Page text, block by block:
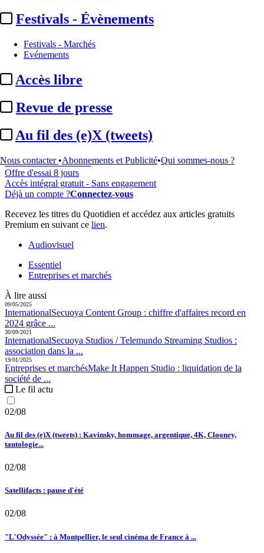
Festivals - Évènements
Festivals - Marchés
Evénements
Accès libre
Revue de presse
Au fil des (e)X (tweets)
Nous contacter •Abonnements et Publicité•Qui sommes-nous ?
Cet article est réservé à nos abonnés
98% reste à lire
Pour accéder à cet article, à l'ensemble du site, découvrez nos
formules d'abonnement.
S'abonner à Satellifacts
Offre d'essai 8 jours
Accès intégral gratuit - Sans engagement
Déjà un compte ?Connectez-vous
Recevez les titres du Quotidien et accédez aux articles gratuits
Premium en suivant ce lien.
Audiovisuel
Essentiel
Entreprises et marchés
À lire aussi
09/05/2025
InternationalSecuoya Content Group : chiffre d'affaires record en
2024 grâce ...
30/09/2021
InternationalSecuoya Studios / Telemundo Streaming Studios :
association dans la ...
19/01/2025
Entreprises et marchésMake It Happen Studio : liquidation de la
société de ...
Le fil actu
02/08
Au fil des (e)X (tweets) : Kavinsky, hommage, argentique, 4K, Clooney,
tautologie...
02/08
Satellifacts : pause d'été
02/08
"L'Odyssée" : à Montpellier, le seul cinéma de France à ...